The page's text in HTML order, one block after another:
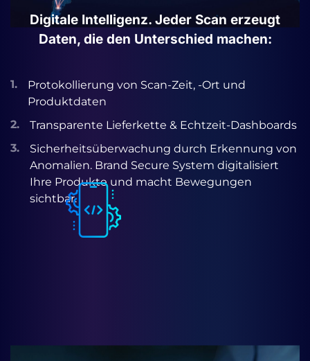
Digitale Intelligenz. Jeder Scan erzeugt
Daten, die den Unterschied machen:
1.
Protokollierung von Scan-Zeit, -Ort und
Produktdaten
2.
Transparente Lieferkette & Echtzeit-Dashboards
3.
Sicherheitsüberwachung durch Erkennung von
Anomalien. Brand Secure System digitalisiert
Ihre Produkte und macht Bewegungen
sichtbar.